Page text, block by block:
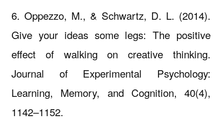
6. Oppezzo, M., & Schwartz, D. L. (2014).
Give your ideas some legs: The positive
effect of walking on creative thinking.
Journal of Experimental Psychology:
Learning, Memory, and Cognition, 40(4),
1142–1152.